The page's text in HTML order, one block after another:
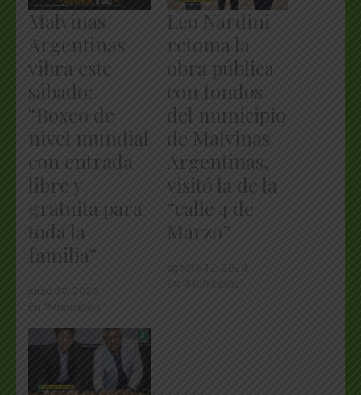
Malvinas
Argentinas
vibra este
sábado:
“Boxeo de
nivel mundial
con entrada
libre y
gratuita para
toda la
familia”
Leo Nardini
retoma la
obra pública
con fondos
del municipio
de Malvinas
Argentinas,
visitó la de la
“calle 4 de
Marzo”